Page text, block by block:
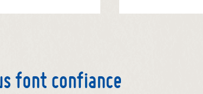
font confiance